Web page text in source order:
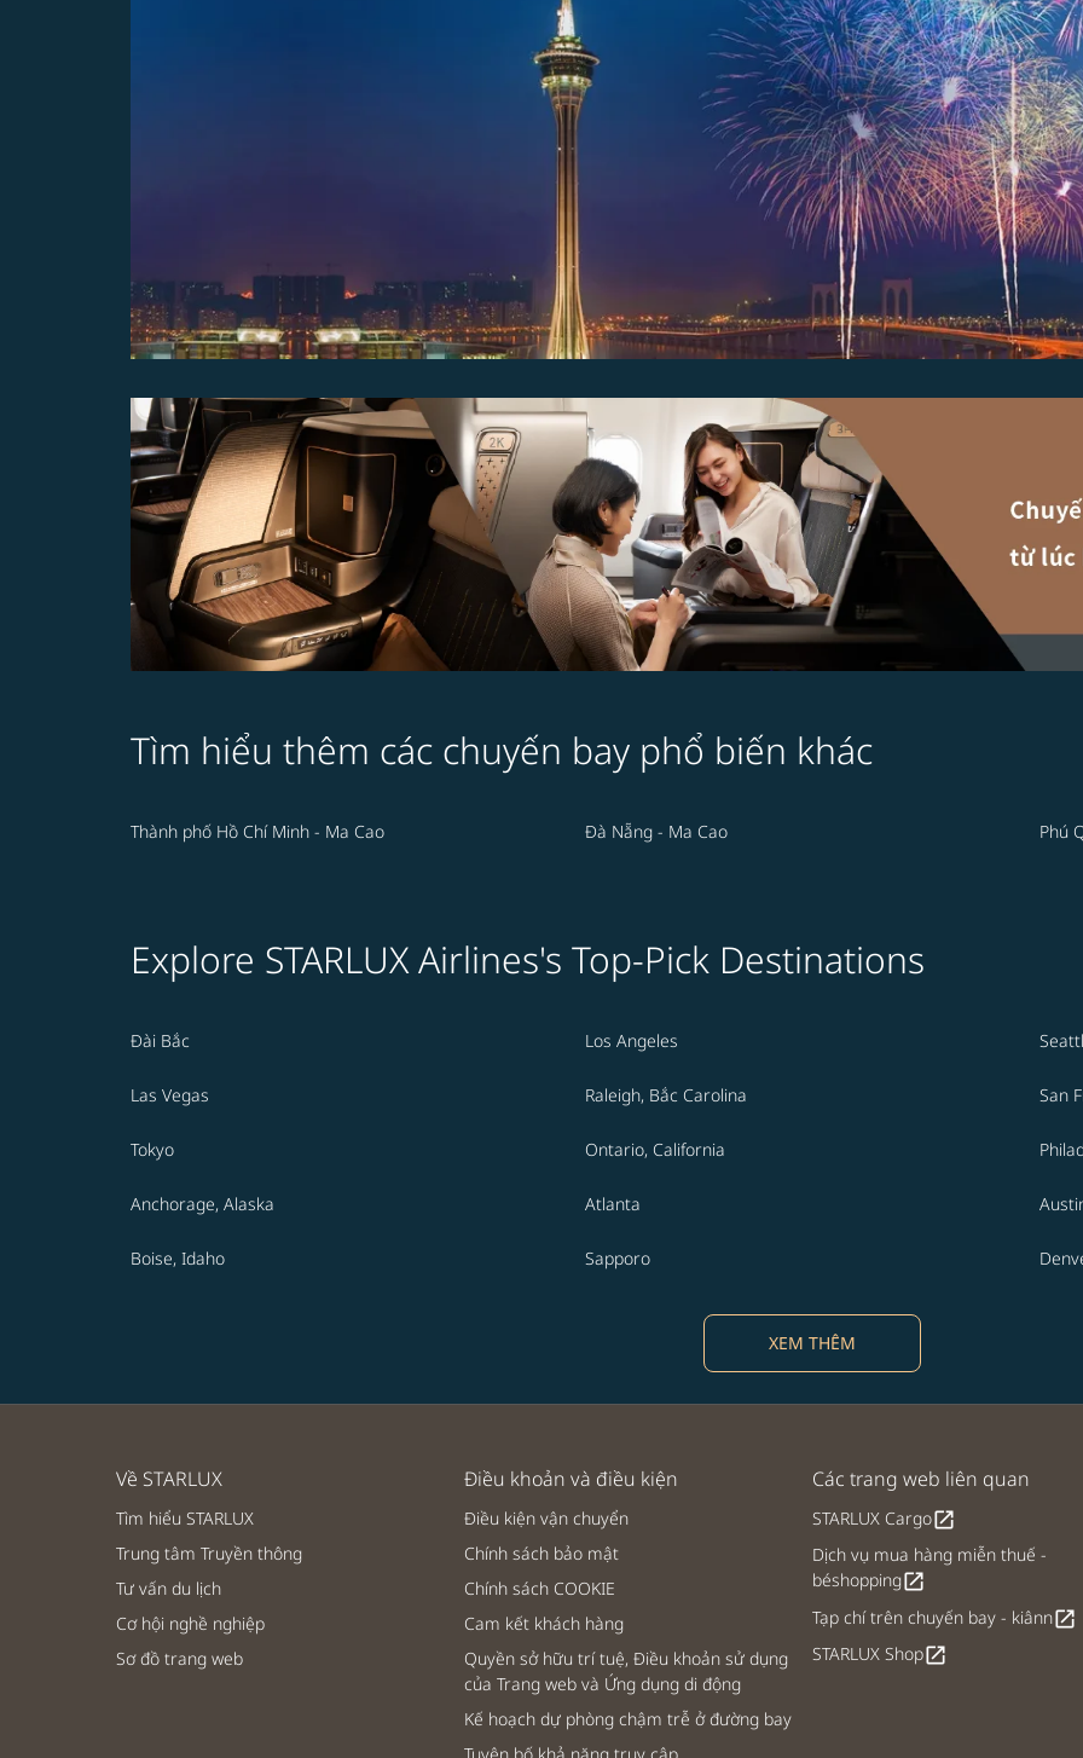
Tìm hiểu thêm các chuyến bay phổ biến khác
Thành phố Hồ Chí Minh - Ma Cao Đà Nẵng - Ma Cao Phú
Explore STARLUX Airlines's Top-Pick Destinations
Đài Bắc Los Angeles
Las Vegas Raleigh, Bắc Carolina San
Tokyo Ontario, California
Anchorage, Alaska Atlanta
Boise, Idaho Sapporo
XEM THÊM
Về STARLUX
Tìm hiểu STARLUX
Trung tâm Truyền thông
Tư vấn du lịch
Cơ hội nghề nghiệp
Sơ đồ trang web
Điều khoản và điều kiện
Điều kiện vận chuyển
Chính sách bảo mật
Chính sách COOKIE
Cam kết khách hàng
Quyền sở hữu trí tuệ, Điều khoản sử dụng
của Trang web và Ứng dụng di động
Kế hoạch dự phòng chậm trễ ở đường bay
Các trang web liên quan
STARLUX Cargoopen_in_new
Dịch vụ mua hàng miễn thuế -
béshoppingopen_in_new
Tạp chí trên chuyến bay - kiânnopen_in_new
STARLUX Shopopen_in_new